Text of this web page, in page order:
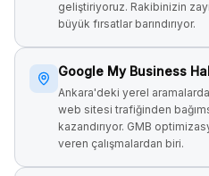
geliştiriyoruz. Rakibinizin
büyük fırsatlar barındırıyor.
Google My Business
Ankara'deki yerel
web sitesi trafiğinden
kazandırıyor. GMB
veren çalışmalardan biri.